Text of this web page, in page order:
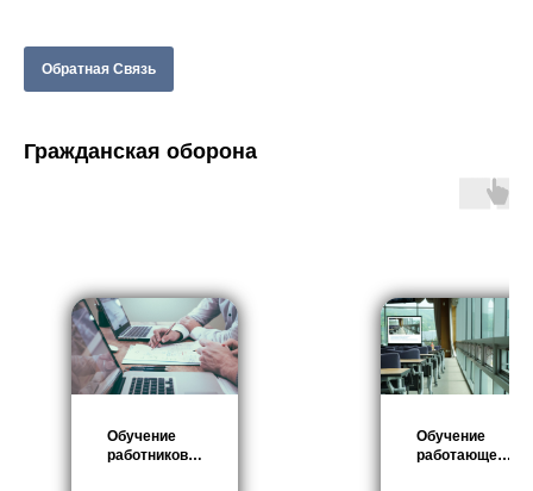
Обратная Связь
Гражданская оборона
Обучение
работников
Обучение
работающего